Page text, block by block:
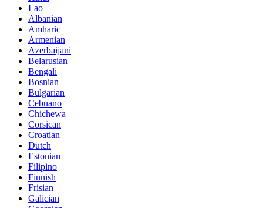
Lao
Albanian
Amharic
Armenian
Azerbaijani
Belarusian
Bengali
Bosnian
Bulgarian
Cebuano
Chichewa
Corsican
Croatian
Dutch
Estonian
Filipino
Finnish
Frisian
Galician